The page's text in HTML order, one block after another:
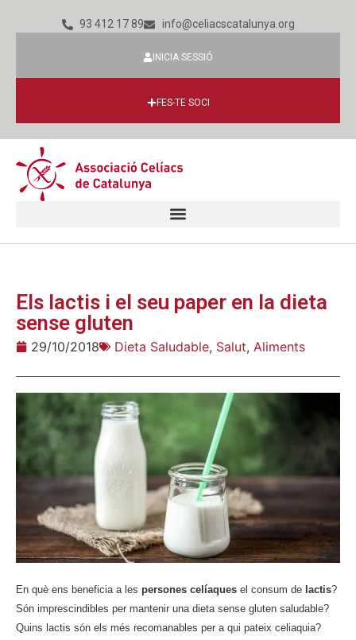
93 412 17 89 info@celiacscatalunya.org
INICIA SESSIÓ
FES-TE SOCI
Els lactis i el seu paper en la dieta
sense gluten
29/10/2018 Dieta Saludable, Salut, Aliments
En què ens beneficia a les persones celíaques el consum de lactis?
Són imprescindibles per mantenir una dieta sense gluten saludable?
Quins lactis són els més recomanables per a qui pateix celiaquia?